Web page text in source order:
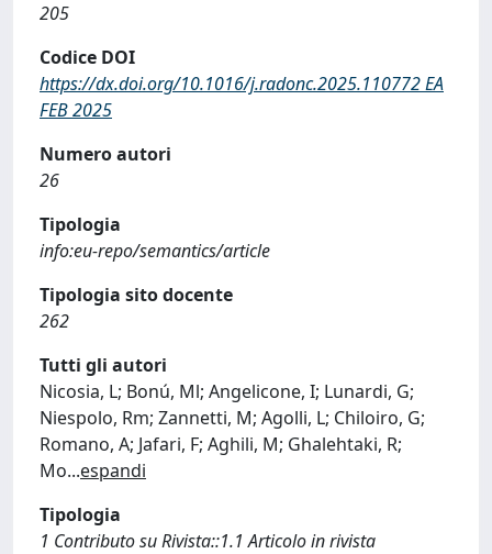
205
Codice DOI
https://dx.doi.org/10.1016/j.radonc.2025.110772 EA
FEB 2025
Numero autori
26
Tipologia
info:eu-repo/semantics/article
Tipologia sito docente
262
Tutti gli autori
Nicosia, L; Bonú, Ml; Angelicone, I; Lunardi, G;
Niespolo, Rm; Zannetti, M; Agolli, L; Chiloiro, G;
Romano, A; Jafari, F; Aghili, M; Ghalehtaki, R;
Mo...espandi
Tipologia
1 Contributo su Rivista::1.1 Articolo in rivista